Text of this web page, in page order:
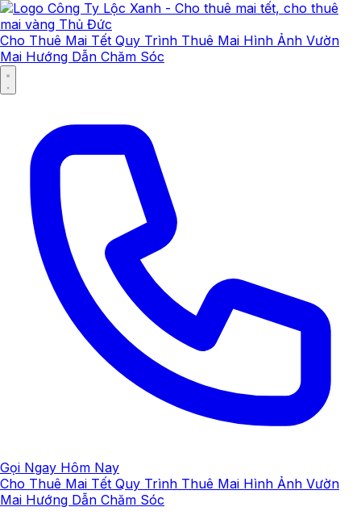
Cho Thuê Mai Tết Quy Trình Thuê Mai Hình Ảnh Vườn
Mai Hướng Dẫn Chăm Sóc
Gọi Ngay Hôm Nay
Cho Thuê Mai Tết Quy Trình Thuê Mai Hình Ảnh Vườn
Mai Hướng Dẫn Chăm Sóc